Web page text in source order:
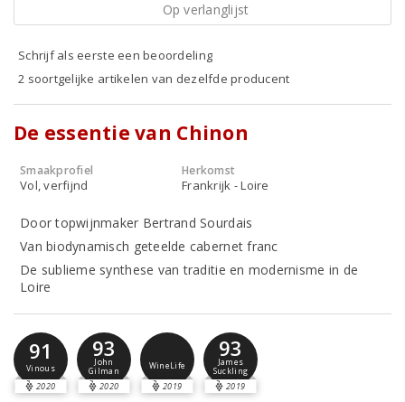
Op verlanglijst
Schrijf als eerste een beoordeling
2 soortgelijke artikelen van dezelfde producent
De essentie van Chinon
Smaakprofiel
Vol, verfijnd
Herkomst
Frankrijk - Loire
Door topwijnmaker Bertrand Sourdais
Van biodynamisch geteelde cabernet franc
De sublieme synthese van traditie en modernisme in de
Loire
91
Vinous
2020
93
John
Gilman
2020
WineLife
2019
93
James
Suckling
2019